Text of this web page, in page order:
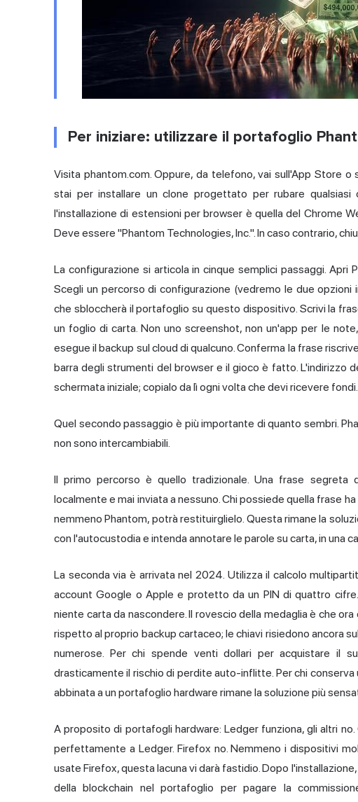
Per iniziare: utilizzare il portafoglio
Visita phantom.com. Oppure, da telefono, vai sull'App Store o
stai per installare un clone progettato per rubare qualsiasi
l'installazione di estensioni per browser è quella del Chrome
Deve essere "Phantom Technologies, Inc.". In caso contrario,
La configurazione si articola in cinque semplici passaggi. Apri
Scegli un percorso di configurazione (vedremo le due opzioni
che sbloccherà il portafoglio su questo dispositivo. Scrivi la
un foglio di carta. Non uno screenshot, non un'app per le
esegue il backup sul cloud di qualcuno. Conferma la frase
barra degli strumenti del browser e il gioco è fatto. L'indirizzo
schermata iniziale; copialo da lì ogni volta che devi ricevere fondi.
Quel secondo passaggio è più importante di quanto sembri.
non sono intercambiabili.
Il primo percorso è quello tradizionale. Una frase segreta
localmente e mai inviata a nessuno. Chi possiede quella frase
nemmeno Phantom, potrà restituirglielo. Questa rimane la
con l'autocustodia e intenda annotare le parole su carta, in una
La seconda via è arrivata nel 2024. Utilizza il calcolo
account Google o Apple e protetto da un PIN di quattro
niente carta da nascondere. Il rovescio della medaglia è che
rispetto al proprio backup cartaceo; le chiavi risiedono ancora
numerose. Per chi spende venti dollari per acquistare il
drasticamente il rischio di perdite auto-inflitte. Per chi
abbinata a un portafoglio hardware rimane la soluzione più
A proposito di portafogli hardware: Ledger funziona, gli altri
perfettamente a Ledger. Firefox no. Nemmeno i dispositivi
usate Firefox, questa lacuna vi darà fastidio. Dopo
della blockchain nel portafoglio per pagare la